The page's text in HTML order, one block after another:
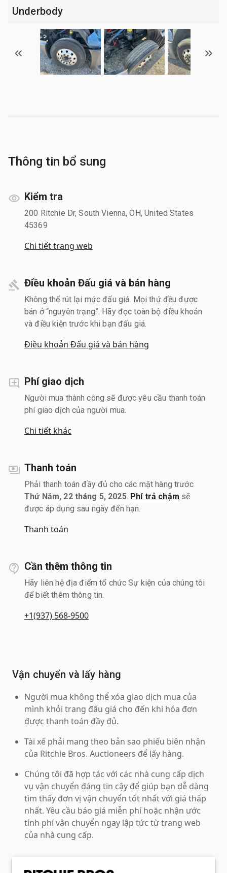
Underbody
Thông tin bổ sung
Kiểm tra
200 Ritchie Dr, South Vienna, OH, United States
45369
Chi tiết trang web
Điều khoản Đấu giá và bán hàng
Không thể rút lại mức đấu giá. Mọi thứ đều được
bán ở “nguyên trạng”. Hãy đọc toàn bộ điều khoản
và điều kiện trước khi bạn đấu giá.
Điều khoản Đấu giá và bán hàng
Phí giao dịch
Người mua thành công sẽ được yêu cầu thanh toán
phí giao dịch của người mua.
Chi tiết khác
Thanh toán
Phải thanh toán đầy đủ cho các mặt hàng trước
Thứ Năm, 22 tháng 5, 2025. Phí trả chậm sẽ
được áp dụng sau ngày đến hạn.
Thanh toán
Cần thêm thông tin
Hãy liên hệ địa điểm tổ chức Sự kiện của chúng tôi
để biết thêm thông tin.
+1(937) 568-9500
Vận chuyển và lấy hàng
Người mua không thể xóa giao dịch mua của
mình khỏi trang đấu giá cho đến khi hóa đơn
được thanh toán đầy đủ.
Tài xế phải mang theo bản sao phiếu biên nhận
của Ritchie Bros. Auctioneers để lấy hàng.
Chúng tôi đã hợp tác với các nhà cung cấp dịch
vụ vận chuyển đáng tin cậy để giúp bạn dễ dàng
tìm thấy đơn vị vận chuyển tốt nhất với giá thấp
nhất. Yêu cầu báo giá miễn phí hoặc nhận ước
tính phí vận chuyển ngay lập tức từ trang web
của nhà cung cấp.